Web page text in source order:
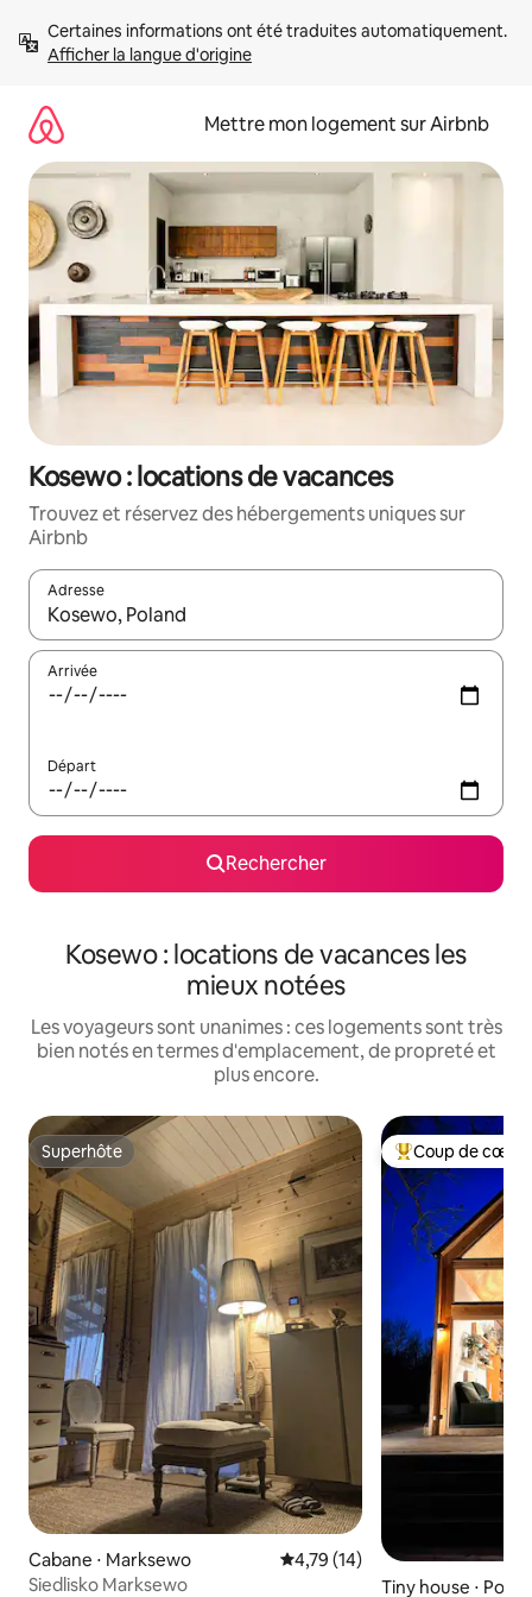
directement
Afficher la langue d'origine
Mettre mon logement sur Airbnb
Kosewo : locations de vacances
Trouvez et réservez des hébergements uniques sur
Airbnb
Adresse
Lorsque les résultats s'affichent, utilisez les flèches vers le
Arrivée
Départ
Rechercher
Kosewo : locations de vacances les
mieux notées
Les voyageurs sont unanimes : ces logements sont très
bien notés en termes d'emplacement, de propreté et
plus encore.
Superhôte
Superhôte
Cabane ⋅ Marksewo Évaluation moyenne sur la
4,79 (14)
Siedlisko Marksewo
Coups de cœur
Coup de cœur
Tiny house ⋅